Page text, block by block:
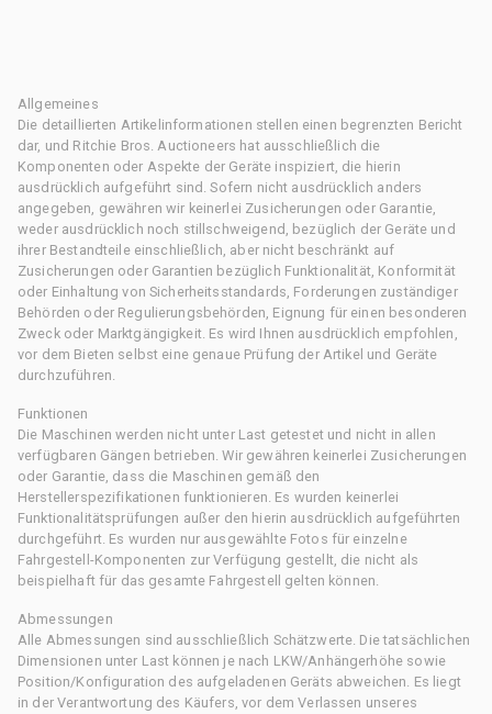
Allgemeines
Die detaillierten Artikelinformationen stellen einen begrenzten Bericht
dar, und Ritchie Bros. Auctioneers hat ausschließlich die
Komponenten oder Aspekte der Geräte inspiziert, die hierin
ausdrücklich aufgeführt sind. Sofern nicht ausdrücklich anders
angegeben, gewähren wir keinerlei Zusicherungen oder Garantie,
weder ausdrücklich noch stillschweigend, bezüglich der Geräte und
ihrer Bestandteile einschließlich, aber nicht beschränkt auf
Zusicherungen oder Garantien bezüglich Funktionalität, Konformität
oder Einhaltung von Sicherheitsstandards, Forderungen zuständiger
Behörden oder Regulierungsbehörden, Eignung für einen besonderen
Zweck oder Marktgängigkeit. Es wird Ihnen ausdrücklich empfohlen,
vor dem Bieten selbst eine genaue Prüfung der Artikel und Geräte
durchzuführen.
Funktionen
Die Maschinen werden nicht unter Last getestet und nicht in allen
verfügbaren Gängen betrieben. Wir gewähren keinerlei Zusicherungen
oder Garantie, dass die Maschinen gemäß den
Herstellerspezifikationen funktionieren. Es wurden keinerlei
Funktionalitätsprüfungen außer den hierin ausdrücklich aufgeführten
durchgeführt. Es wurden nur ausgewählte Fotos für einzelne
Fahrgestell-Komponenten zur Verfügung gestellt, die nicht als
beispielhaft für das gesamte Fahrgestell gelten können.
Abmessungen
Alle Abmessungen sind ausschließlich Schätzwerte. Die tatsächlichen
Dimensionen unter Last können je nach LKW/Anhängerhöhe sowie
Position/Konfiguration des aufgeladenen Geräts abweichen. Es liegt
in der Verantwortung des Käufers, vor dem Verlassen unseres